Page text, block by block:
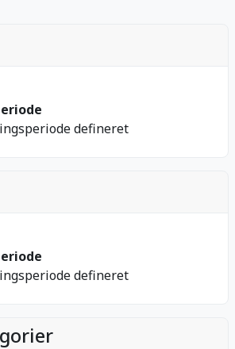
defineret
defineret